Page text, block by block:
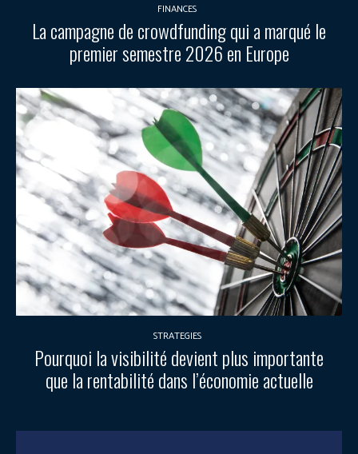
FINANCES
La campagne de crowdfunding qui a marqué le
premier semestre 2026 en Europe
STRATEGIES
Pourquoi la visibilité devient plus importante
que la rentabilité dans l’économie actuelle